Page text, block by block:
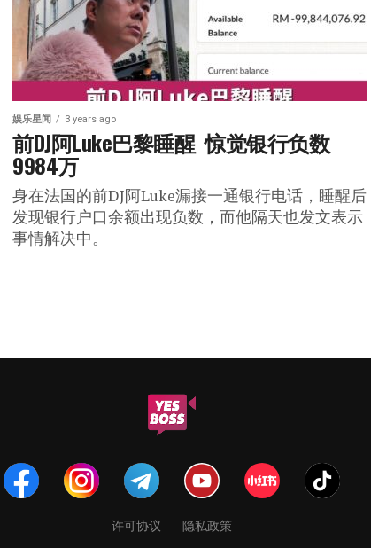
娱乐星闻 3 years ago
前DJ阿Luke巴黎睡醒  惊觉银行负数
9984万
身在法国的前DJ阿Luke漏接一通银行电话，睡醒后
发现银行户口余额出现负数，而他隔天也发文表示
事情解决中。
许可协议 隐私政策